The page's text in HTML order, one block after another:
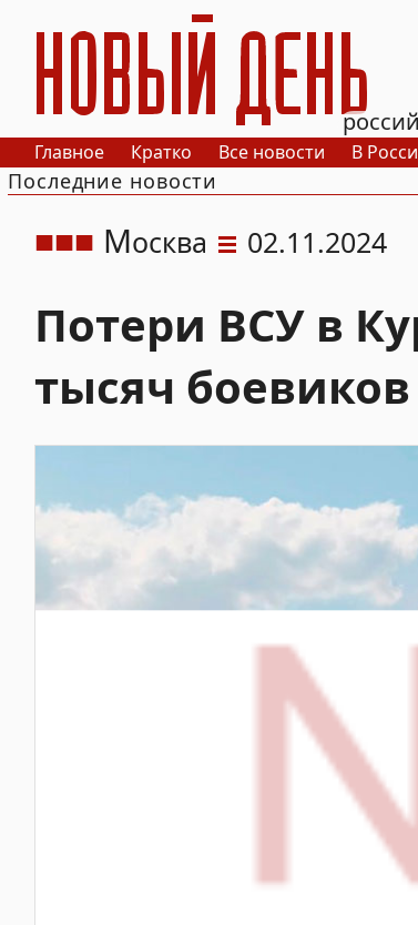
РИА Новый День
Главное Кратко Все новости В
Последние новости
Москва 02.11.2024
Потери ВСУ в
тысяч боевиков